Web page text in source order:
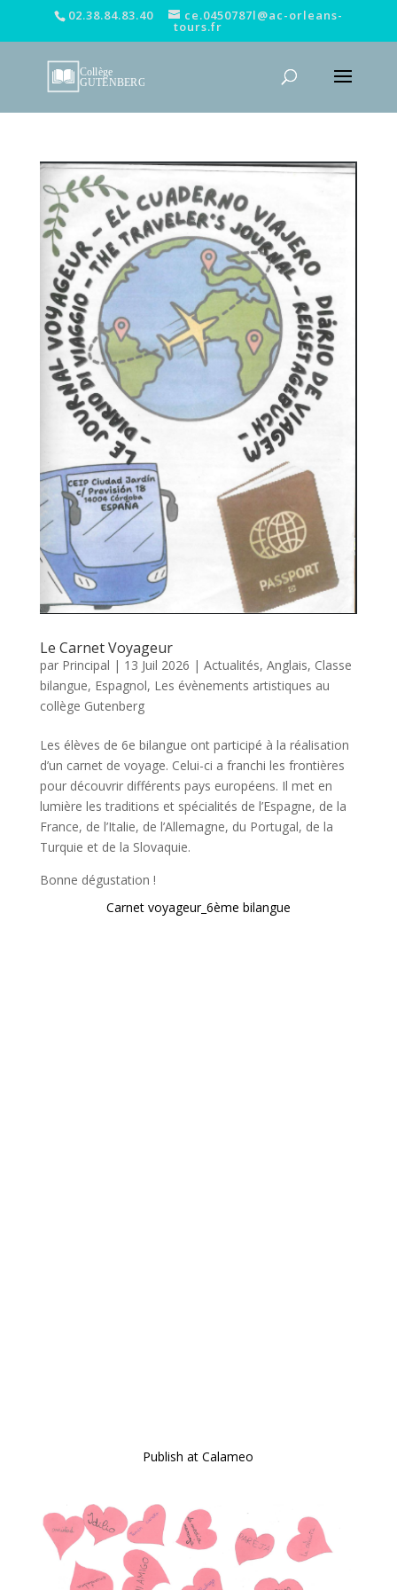
02.38.84.83.40 ce.0450787l@ac-orleans-
tours.fr
Le Carnet Voyageur
par Principal | 13 Juil 2026 | Actualités, Anglais, Classe
bilangue, Espagnol, Les évènements artistiques au
collège Gutenberg
Les élèves de 6e bilangue ont participé à la réalisation
d’un carnet de voyage. Celui-ci a franchi les frontières
pour découvrir différents pays européens. Il met en
lumière les traditions et spécialités de l’Espagne, de la
France, de l’Italie, de l’Allemagne, du Portugal, de la
Turquie et de la Slovaquie.
Bonne dégustation !
Carnet voyageur_6ème bilangue
Publish at Calameo